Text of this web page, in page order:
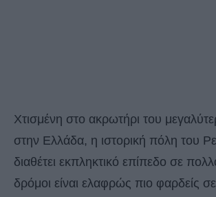
Χτισμένη στο ακρωτήρι του
στην Ελλάδα, η ιστορική πόλη του
διαθέτει εκπληκτικό επίπεδο σε
δρόμοι είναι ελαφρώς πιο φαρδείς